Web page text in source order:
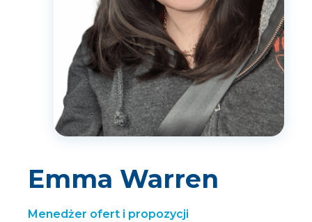
Emma Warren
Menedżer ofert i propozycji